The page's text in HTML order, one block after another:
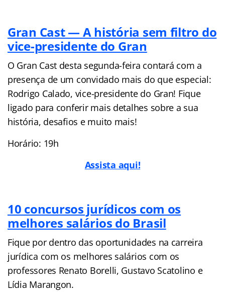
Gran Cast — A história sem filtro do
vice-presidente do Gran
O Gran Cast desta segunda-feira contará com a
presença de um convidado mais do que especial:
Rodrigo Calado, vice-presidente do Gran! Fique
ligado para conferir mais detalhes sobre a sua
história, desafios e muito mais!
Horário: 19h
Assista aqui!
10 concursos jurídicos com os
melhores salários do Brasil
Fique por dentro das oportunidades na carreira
jurídica com os melhores salários com os
professores Renato Borelli, Gustavo Scatolino e
Lídia Marangon.